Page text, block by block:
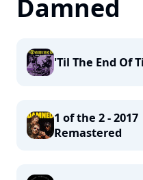
Damned
'Til The End Of
1 of the 2 - 2017
Remastered